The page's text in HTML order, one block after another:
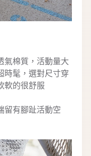
氣棉質，活動量大
時髦，選對尺寸穿
軟的很舒服
留有腳趾活動空